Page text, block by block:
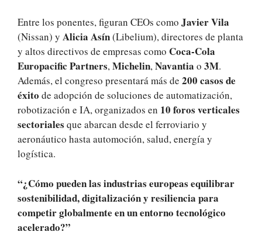
Entre los ponentes, figuran CEOs como Javier Vila
(Nissan) y Alicia Asín(Libelium), directores de planta
y altos directivos de empresas como Coca‑Cola
Europacific Partners,Michelin,Navantia o 3M.
Además, el congreso presentará más de 200 casos de
éxito de adopción de soluciones de automatización,
robotización e IA, organizados en 10 foros verticales
sectoriales que abarcan desde el ferroviario y
aeronáutico hasta automoción, salud, energía y
logística.
“¿Cómo pueden las industrias europeas equilibrar
sostenibilidad, digitalización y resiliencia para
competir globalmente en un entorno tecnológico
acelerado?”